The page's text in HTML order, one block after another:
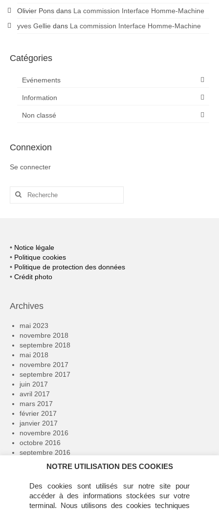
Olivier Pons dans La commission Interface Homme-Machine
yves Gellie dans La commission Interface Homme-Machine
Catégories
Evénements
Information
Non classé
Connexion
Se connecter
Rechercher
• Notice légale
• Politique cookies
• Politique de protection des données
• Crédit photo
Archives
mai 2023
novembre 2018
septembre 2018
mai 2018
novembre 2017
septembre 2017
juin 2017
avril 2017
mars 2017
février 2017
janvier 2017
novembre 2016
octobre 2016
septembre 2016
avril 2016
janvier 2016
décembre 2015
novembre 2015
NOTRE UTILISATION DES COOKIES
Des cookies sont utilisés sur notre site pour
accéder à des informations stockées sur votre
terminal. Nous utilisons des cookies techniques